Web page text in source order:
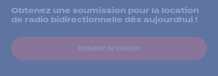
Obtenez une soumission pour la location
de radio bidirectionnelle dès aujourdhui !
Demande de location